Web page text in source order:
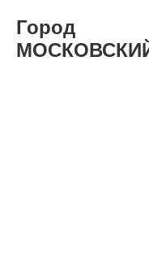
Город